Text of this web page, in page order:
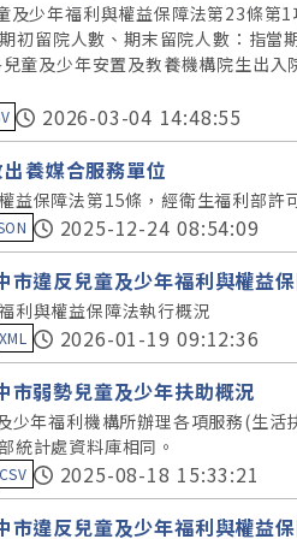
及少年福利與權益保障法第23條
初留院人數、期末留院人數：指當
童及少年安置及教養機構院生出
2026-03-04 14:48:55
養媒合服務單位
益保障法第15條，經衛生福利部許
2025-12-24 08:54:09
違反兒童及少年福利與權益
利與權益保障法執行概況
XML
2026-01-19 09:12:36
弱勢兒童及少年扶助概況
少年福利機構所辦理各項服務(生
統計處資料庫相同。
CSV
2025-08-18 15:33:21
違反兒童及少年福利與權益